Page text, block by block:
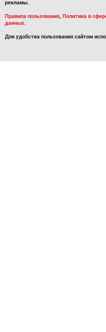
рекламы.
Правила пользования, Политика в
данных.
Для удобства пользования сайтом